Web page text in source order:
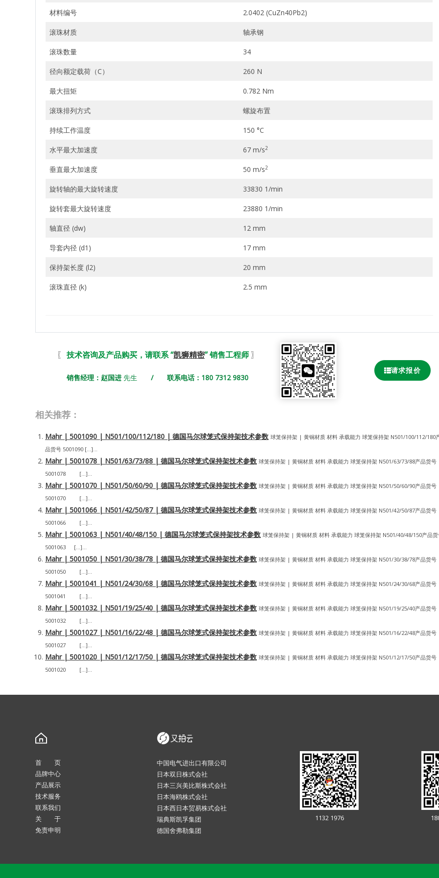
材料编号 2.0402 (CuZn40Pb2)
滚珠材质 轴承钢
滚珠数量 34
径向额定载荷（C） 260 N
最大扭矩 0.782 Nm
滚珠排列方式 螺旋布置
持续工作温度 150 °C
水平最大加速度 67 m/s2
垂直最大加速度 50 m/s2
旋转轴的最大旋转速度 33830 1/min
旋转套最大旋转速度 23880 1/min
轴直径 (dw) 12 mm
导套内径 (d1) 17 mm
保持架长度 (l2) 20 mm
滚珠直径 (k) 2.5 mm
〖 技术咨询及产品购买，请联系 “凯狮精密” 销售工程师〗
销售经理：赵国进先生 / 联系电话：180 7312 9830
请求报价
相关推荐：
Mahr | 5001090 | N501/100/112/180 | 德国马尔球笼式保持架技术参数 球笼保持架 | 黄铜材质 材料 承载能力 球笼保持架 N501/100/112/180
品货号 5001090 […]...
Mahr | 5001078 | N501/63/73/88 | 德国马尔球笼式保持架技术参数 球笼保持架 | 黄铜材质 材料 承载能力 球笼保持架 N501/63/73/88产品货号
5001078 […]...
Mahr | 5001070 | N501/50/60/90 | 德国马尔球笼式保持架技术参数 球笼保持架 | 黄铜材质 材料 承载能力 球笼保持架 N501/50/60/90产品货号
5001070 […]...
Mahr | 5001066 | N501/42/50/87 | 德国马尔球笼式保持架技术参数 球笼保持架 | 黄铜材质 材料 承载能力 球笼保持架 N501/42/50/87产品货号
5001066 […]...
Mahr | 5001063 | N501/40/48/150 | 德国马尔球笼式保持架技术参数 球笼保持架 | 黄铜材质 材料 承载能力 球笼保持架 N501/40/48/150产品
5001063 […]...
Mahr | 5001050 | N501/30/38/78 | 德国马尔球笼式保持架技术参数 球笼保持架 | 黄铜材质 材料 承载能力 球笼保持架 N501/30/38/78产品货号
5001050 […]...
Mahr | 5001041 | N501/24/30/68 | 德国马尔球笼式保持架技术参数 球笼保持架 | 黄铜材质 材料 承载能力 球笼保持架 N501/24/30/68产品货号
5001041 […]...
Mahr | 5001032 | N501/19/25/40 | 德国马尔球笼式保持架技术参数 球笼保持架 | 黄铜材质 材料 承载能力 球笼保持架 N501/19/25/40产品货号
5001032 […]...
Mahr | 5001027 | N501/16/22/48 | 德国马尔球笼式保持架技术参数 球笼保持架 | 黄铜材质 材料 承载能力 球笼保持架 N501/16/22/48产品货号
5001027 […]...
Mahr | 5001020 | N501/12/17/50 | 德国马尔球笼式保持架技术参数 球笼保持架 | 黄铜材质 材料 承载能力 球笼保持架 N501/12/17/50产品货号
5001020 […]...
首 页
品牌中心
产品展示
技术服务
联系我们
关 于
免责申明
中国电气进出口有限公司
日本双日株式会社
日本三兴美比斯株式会社
日本海鸥株式会社
日本西日本贸易株式会社
瑞典斯凯孚集团
德国舍弗勒集团
1132 1976